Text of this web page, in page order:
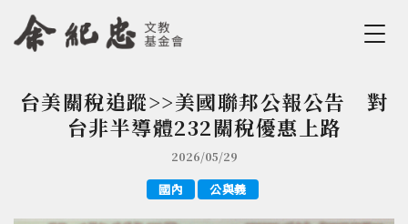
Jump to Navigation
Jump to Main content
您在這裡
台美關稅追蹤>>美國聯邦公報公告 對
台非半導體232關稅優惠上路
2026/05/29
國內 公與義